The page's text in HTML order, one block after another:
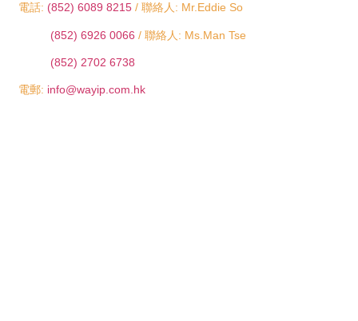
電話: (852) 6089 8215 / 聯絡人: Mr.Eddie So
(852) 6926 0066/ 聯絡人: Ms.Man Tse
(852) 2702 6738
電郵: info@wayip.com.hk